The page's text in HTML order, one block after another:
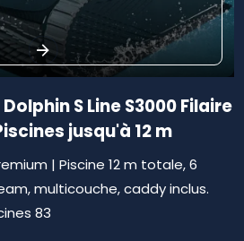
S Line S3000 Filaire
jusqu'à 12 m
| Piscine 12 m totale, 6
multicouche, caddy inclus.
83